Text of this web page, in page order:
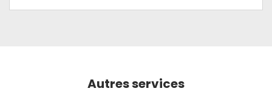
Autres services